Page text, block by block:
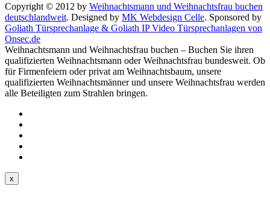
Copyright © 2012 by Weihnachtsmann und Weihnachtsfrau buchen
deutschlandweit. Designed by MK Webdesign Celle. Sponsored by
Goliath Türsprechanlage & Goliath IP Video Türsprechanlagen von
Onsec.de
Weihnachtsmann und Weihnachtsfrau buchen – Buchen Sie ihren
qualifizierten Weihnachtsmann oder Weihnachtsfrau bundesweit. Ob
für Firmenfeiern oder privat am Weihnachtsbaum, unsere
qualifizierten Weihnachtsmänner und unsere Weihnachtsfrau werden
alle Beteiligten zum Strahlen bringen.
x